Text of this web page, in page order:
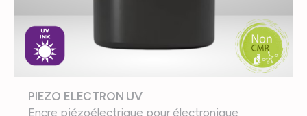
PIEZO ELECTRON UV
Encre piézoélectrique pour électronique